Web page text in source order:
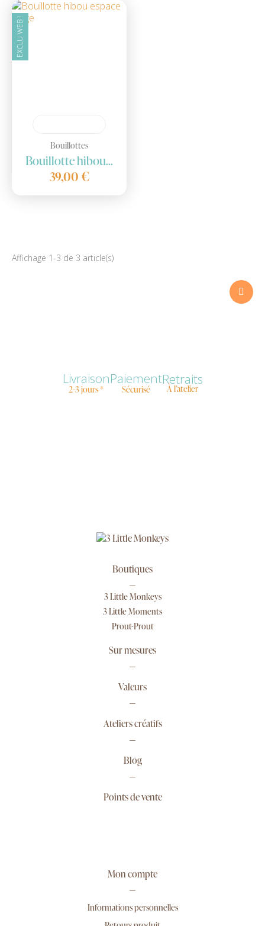
Bouillottes
Bouillotte hibou...
39,00 €
EXCLU WEB !
Affichage 1-3 de 3 article(s)

Livraison
2-3 jours *
Paiement
Sécurisé
Retraits
À l’atelier
Boutiques
3 Little Monkeys
3 Little Moments
Prout-Prout
Sur mesures
Valeurs
Ateliers créatifs
Blog
Points de vente
Mon compte
Informations personnelles